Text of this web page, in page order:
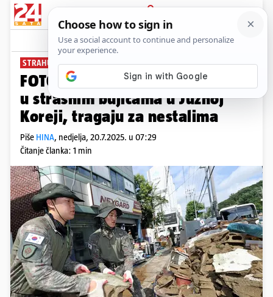
PRIJAVA
News Komentari
STRAHUJU OD NOVIH ŽRTAVA
FOTO Najmanje deset poginulih
u strašnim bujicama u Južnoj
Koreji, tragaju za nestalima
Piše HINA, nedjelja, 20.7.2025. u 07:29
Čitanje članka: 1 min